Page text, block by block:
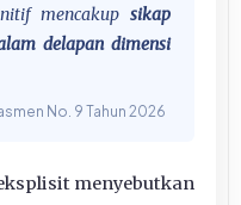
mencakup sikap
delapan dimensi
No. 9 Tahun 2026
menyebutkan